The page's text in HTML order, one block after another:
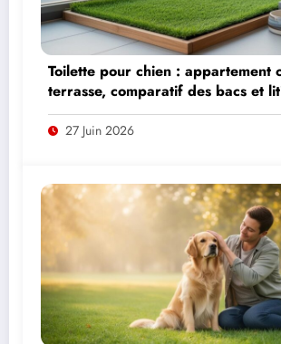
Toilette pour chien : appartement
terrasse, comparatif des bacs et
adaptés
27 Juin 2026